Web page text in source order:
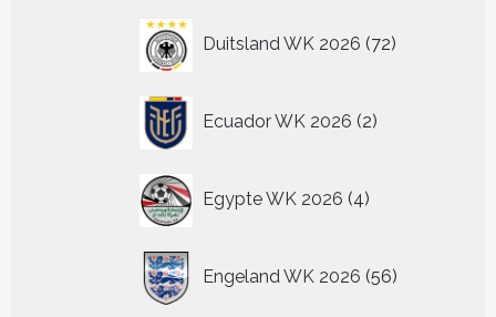
Duitsland WK 2026 72
producten
Ecuador WK 2026 2
producten
Egypte WK 2026 4
producten
Engeland WK 2026 56
producten